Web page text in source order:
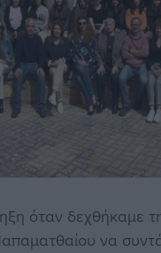
όταν δεχθήκαμε
να